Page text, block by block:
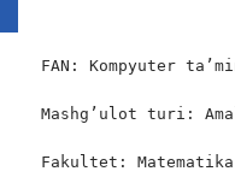
FAN: Kompyuter
Mashg’ulot turi:
Fakultet: